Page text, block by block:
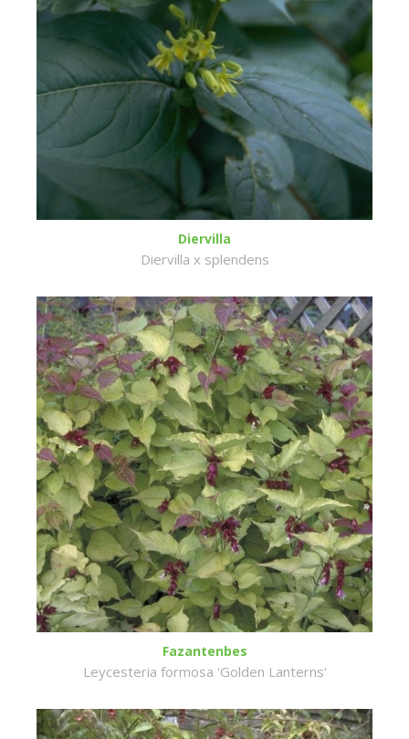
Diervilla
Diervilla x splendens
Fazantenbes
Leycesteria formosa 'Golden Lanterns'